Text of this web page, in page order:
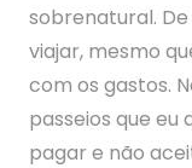
sobrenatural.
viajar, mesmo
com os gastos.
passeios que eu
pagar e não